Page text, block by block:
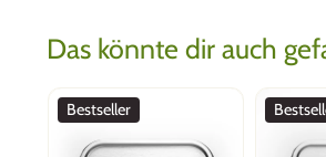
Das könnte dir auch
Bestseller